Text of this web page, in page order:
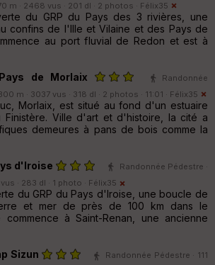
m · 2468 vus · 201 dl · 2 photos · Félix35
du GRP du Pays des 3 rivières, une
confins de l'Ille et Vilaine et des Pays de
au port fluvial de Redon et est à
de Morlaix
Randonnée
m · 3037 vus · 318 dl · 2 photos · 11:01 · Félix35
Morlaix, est situé au fond d'un estuaire
Ville d'art et d'histoire, la cité a
demeures à pans de bois comme la
d'Iroise
Randonnée Pédestre ·
· 283 dl · 1 photo · Félix35
du GRP du Pays d'Iroise, une boucle de
et mer de près de 100 km dans le
commence à Saint-Renan, une ancienne
Sizun
Randonnée Pédestre · 111